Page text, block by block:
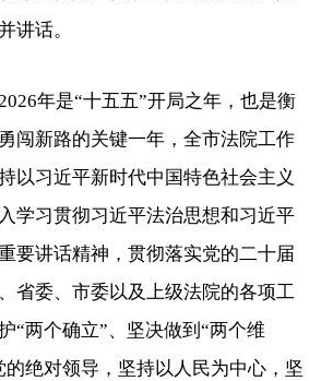
讲话。
年是“十五五”开局之年，也是衡
闯新路的关键一年，全市法院工作
以习近平新时代中国特色社会主义
学习贯彻习近平法治思想和习近平
要讲话精神，贯彻落实党的二十届
省委、市委以及上级法院的各项工
“两个确立”、坚决做到“两个维
的绝对领导，坚持以人民为中心，坚